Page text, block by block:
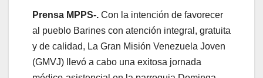
Prensa MPPS-. Con la intención de favorecer
al pueblo Barines con atención integral, gratuita
y de calidad, La Gran Misión Venezuela Joven
(GMVJ) llevó a cabo una exitosa jornada